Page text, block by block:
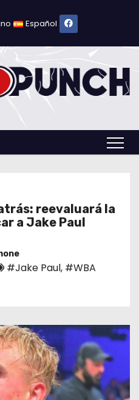
Español
reevaluará la
a Jake Paul
#Jake Paul, #WBA